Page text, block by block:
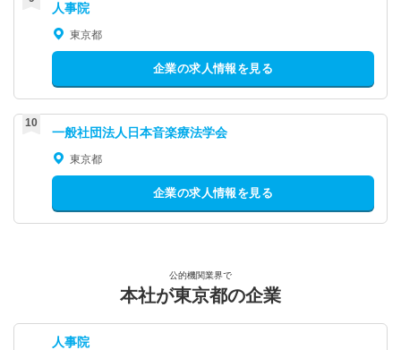
人事院
東京都
企業の求人情報を見る
一般社団法人日本音楽療法学会
東京都
企業の求人情報を見る
公的機関業界で
本社が東京都の企業
人事院